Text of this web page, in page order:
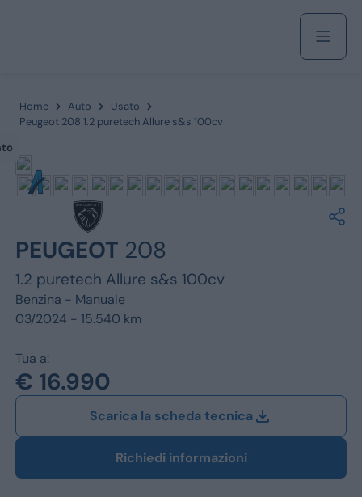
Marchi
Alfa Romeo
Dacia
Renault
Home Auto
Usato
Peugeot 208 1.2 puretech Allure s&s 100cv
PEUGEOT 208
1.2 puretech Allure s&s 100cv
Benzina - Manuale
03/2024 - 15.540 km
Tua a:
€ 16.990
Scarica la scheda tecnica
Richiedi informazioni